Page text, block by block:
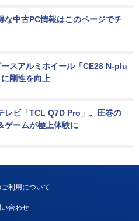
な中古PC情報はこのページでチ
スアルミホイール「CE28 N-plu
剛性を向上
レビ「TCL Q7D Pro」。圧巻の
ゲームが極上体験に
利用について
い合わせ